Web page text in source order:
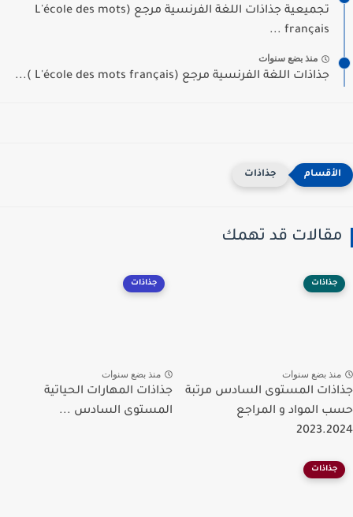
تجميعية جذاذات اللغة الفرنسية مرجع (L'école des mots
français ...
منذ بضع سنوات
جذاذات اللغة الفرنسية مرجع (L'école des mots français )...
جذاذات
مقالات قد تهمك
جذاذات
منذ بضع سنوات
جذاذات المستوى السادس مرتبة
حسب المواد و المراجع
2023.2024
جذاذات
منذ بضع سنوات
جذاذات المهارات الحياتية
المستوى السادس ...
جذاذات